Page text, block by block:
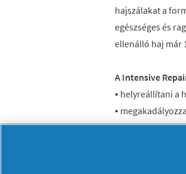
hajszálakat a
egészséges és
ellenálló haj már
A Intensive
• helyreállítani a
•